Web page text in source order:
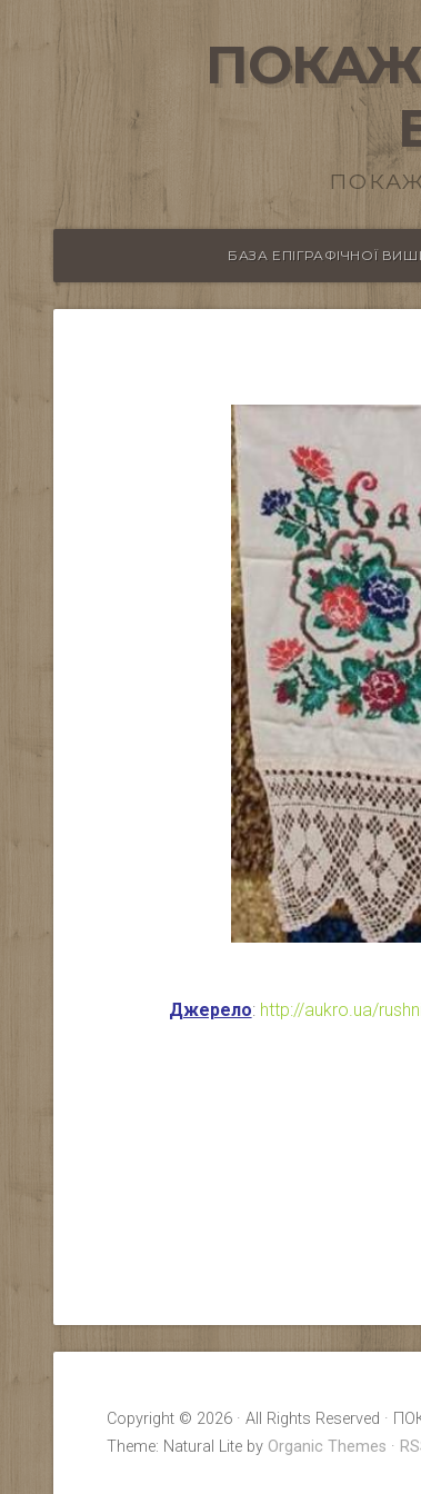
БАЗА ЕПІГРАФІЧНОЇ
Джерело: http://aukro.ua/
Copyright © 2026 · All Rights Reserved
Theme: Natural Lite by Organic Themes ·